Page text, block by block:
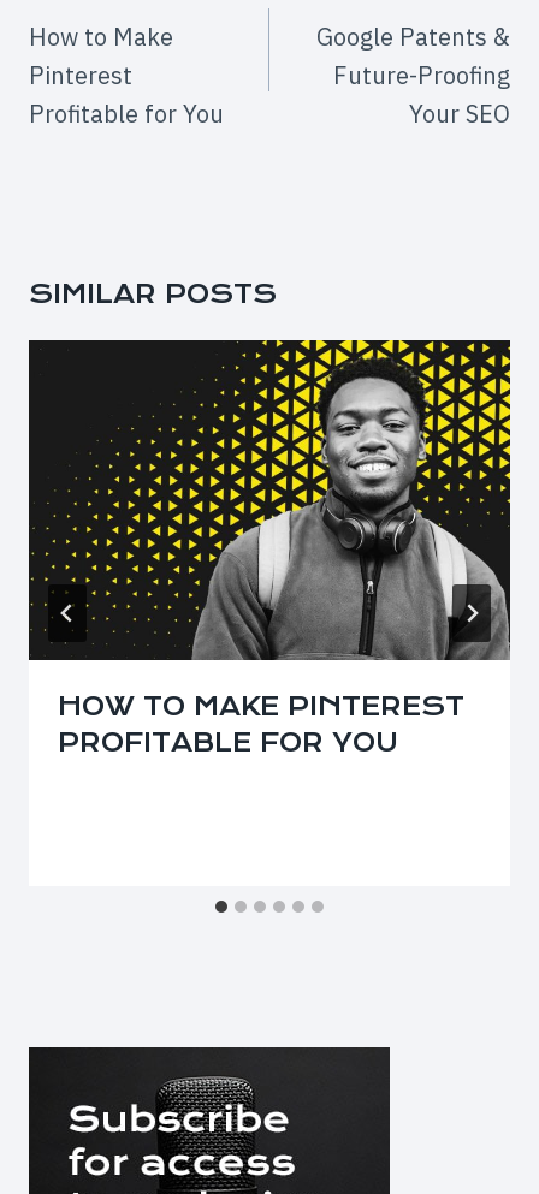
How to Make
Pinterest
Profitable for You
Google Patents &
Future-Proofing
Your SEO
SIMILAR POSTS
HOW TO MAKE PINTEREST
PROFITABLE FOR YOU